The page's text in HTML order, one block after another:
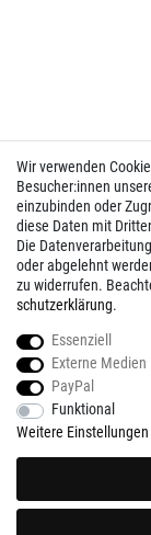
Wir verwenden
Besucher:innen
einzubinden oder
diese Daten mit
Die
oder abgelehnt
zu widerrufen.
schutz­erklärung.
Essenziell
Externe Medien
PayPal
Funktional
Weitere Einstellungen